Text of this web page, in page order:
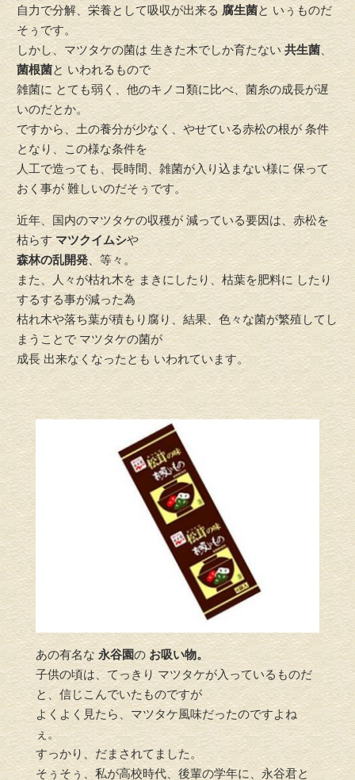
自力で分解、栄養として吸収が出来る腐生菌と いぅものだ
そぅです。
しかし、マツタケの菌は 生きた木でしか育たない 共生菌、
菌根菌と いわれるもので
雑菌に とても弱く、他のキノコ類に比べ、菌糸の成長が遅
いのだとか。
ですから、土の養分が少なく、やせている赤松の根が 条件
となり、この様な条件を
人工で造っても、長時間、雑菌が入り込まない様に 保って
おく事が 難しいのだそぅです。
近年、国内のマツタケの収穫が 減っている要因は、赤松を
枯らすマツクイムシや
森林の乱開発、等々。
また、人々が枯れ木を まきにしたり、枯葉を肥料に したり
するする事が減った為
枯れ木や落ち葉が積もり腐り、結果、色々な菌が繁殖してし
まうことで マツタケの菌が
成長 出来なくなったとも いわれています。
あの有名な 永谷園の お吸い物。
子供の頃は、てっきり マツタケが入っているものだ
と、信じこんでいたものですが
よくよく見たら、マツタケ風味だったのですよね
ぇ。
すっかり、だまされてました。
そぅそぅ、私が高校時代、後輩の学年に、永谷君と